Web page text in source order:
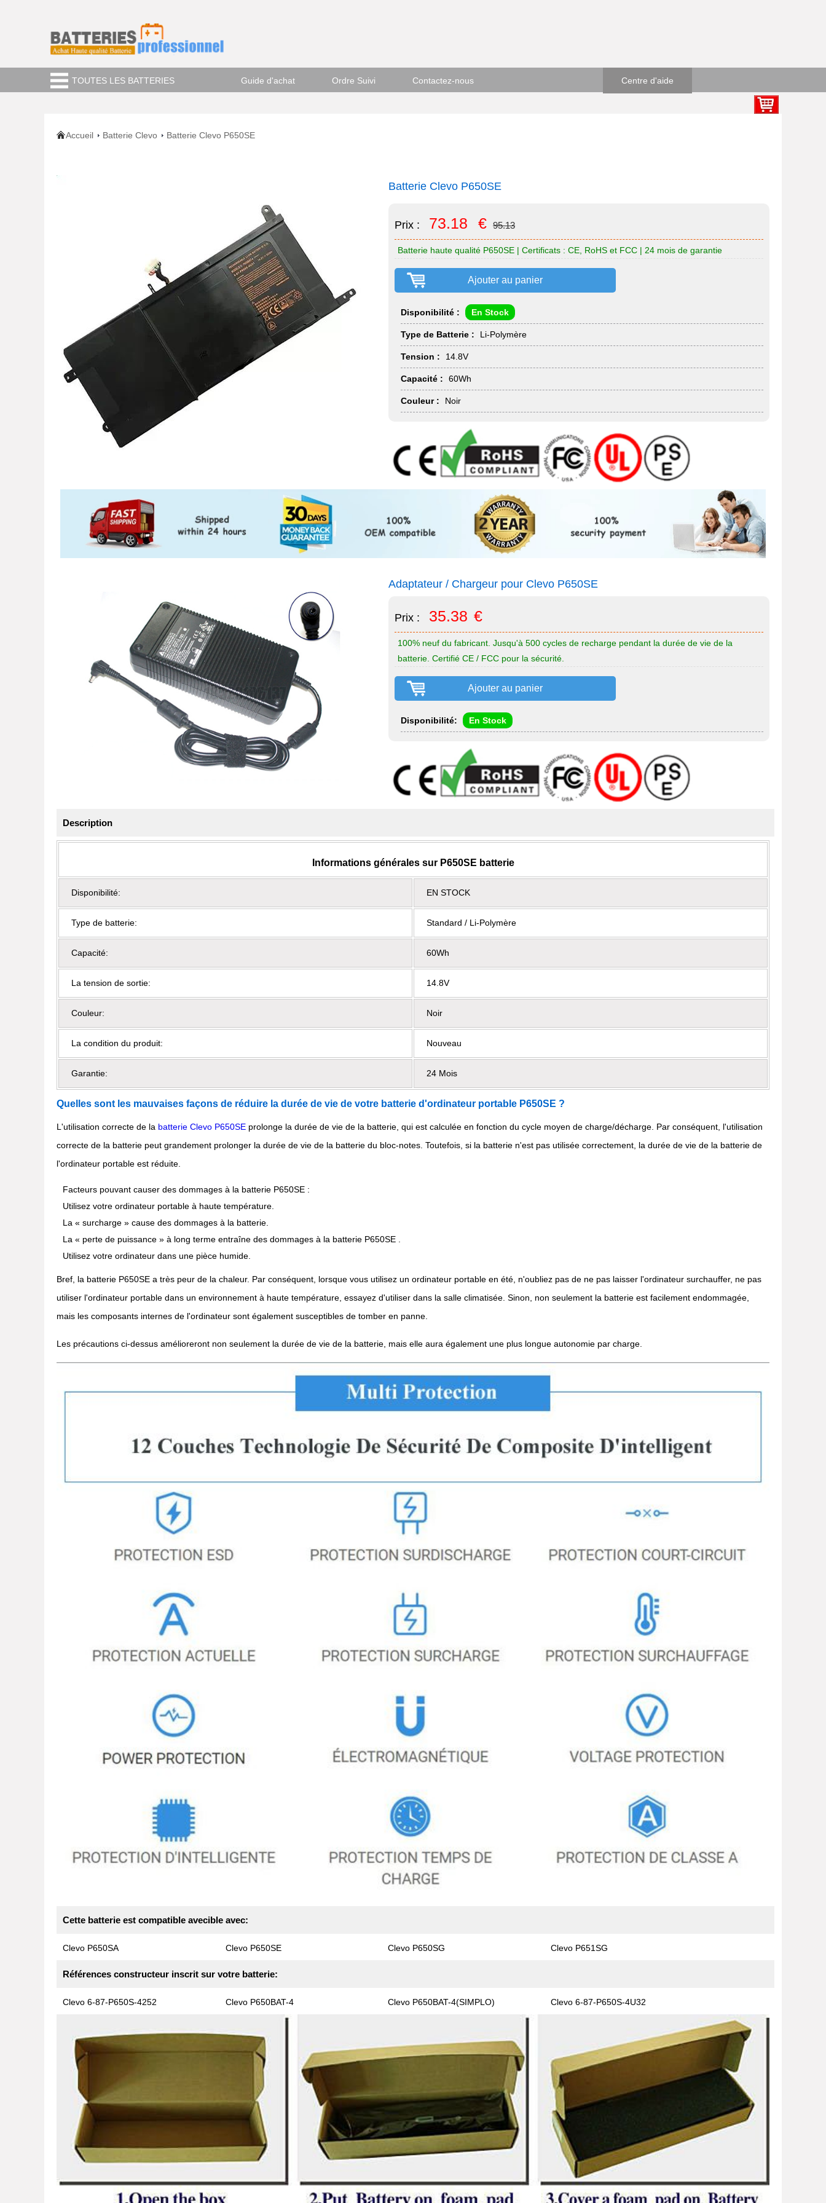
Accueil Batterie Clevo Batterie Clevo P650SE
Batterie Clevo P650SE
Prix : 73.18 € 95.13
Batterie haute qualité P650SE | Certificats : CE, RoHS et FCC | 24 mois de garantie
Ajouter au panier
Disponibilité : En Stock
Type de Batterie : Li-Polymère
Tension : 14.8V
Capacité : 60Wh
Couleur : Noir
Adaptateur / Chargeur pour Clevo P650SE
Prix : 35.38 €
100% neuf du fabricant. Jusqu'à 500 cycles de recharge pendant la durée de vie de la
batterie. Certifié CE / FCC pour la sécurité.
Ajouter au panier
Disponibilité: En Stock
Description
Informations générales sur P650SE batterie
Disponibilité: EN STOCK
Type de batterie: Standard / Li-Polymère
Capacité: 60Wh
La tension de sortie: 14.8V
Couleur: Noir
La condition du produit: Nouveau
Garantie: 24 Mois
Quelles sont les mauvaises façons de réduire la durée de vie de votre batterie d'ordinateur portable P650SE ?
L'utilisation correcte de la batterie Clevo P650SE prolonge la durée de vie de la batterie, qui est calculée en fonction du cycle moyen de charge/décharge. Par conséquent, l'utilisation
correcte de la batterie peut grandement prolonger la durée de vie de la batterie du bloc-notes. Toutefois, si la batterie n'est pas utilisée correctement, la durée de vie de la batterie de
l'ordinateur portable est réduite.
Facteurs pouvant causer des dommages à la batterie P650SE :
Utilisez votre ordinateur portable à haute température.
La « surcharge » cause des dommages à la batterie.
La « perte de puissance » à long terme entraîne des dommages à la batterie P650SE .
Utilisez votre ordinateur dans une pièce humide.
Bref, la batterie P650SE a très peur de la chaleur. Par conséquent, lorsque vous utilisez un ordinateur portable en été, n'oubliez pas de ne pas laisser l'ordinateur surchauffer, ne pas
utiliser l'ordinateur portable dans un environnement à haute température, essayez d'utiliser dans la salle climatisée. Sinon, non seulement la batterie est facilement endommagée,
mais les composants internes de l'ordinateur sont également susceptibles de tomber en panne.
Les précautions ci-dessus amélioreront non seulement la durée de vie de la batterie, mais elle aura également une plus longue autonomie par charge.
Cette batterie est compatible avecible avec:
Clevo P650SA Clevo P650SE Clevo P650SG Clevo P651SG
Références constructeur inscrit sur votre batterie:
Clevo 6-87-P650S-4252 Clevo P650BAT-4 Clevo P650BAT-4(SIMPLO) Clevo 6-87-P650S-4U32
TOUTES LES BATTERIES Guide d'achat Ordre Suivi Contactez-nous Centre d'aide